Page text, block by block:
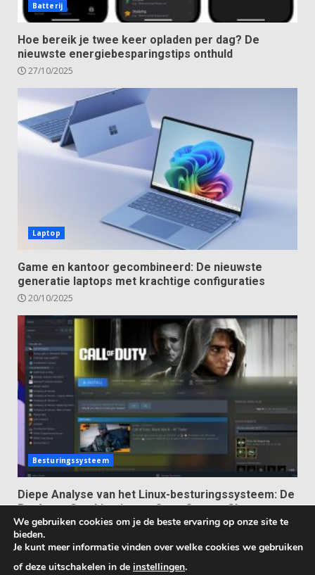
Batterij
Hoe bereik je twee keer opladen per dag? De
nieuwste energiebesparingstips onthuld
27/10/2025
Laptop
Game en kantoor gecombineerd: De nieuwste
generatie laptops met krachtige configuraties
20/10/2025
Besturingssysteem
Diepe Analyse van het Linux-besturingssysteem: De
Perfecte Combinatie van Open Source Charme en
Ultieme Vrijheid
13/10/2025
We gebruiken cookies om je de beste ervaring op onze site te
bieden.
Je kunt meer informatie vinden over welke cookies we gebruiken
of deze uitschakelen in de instellingen.